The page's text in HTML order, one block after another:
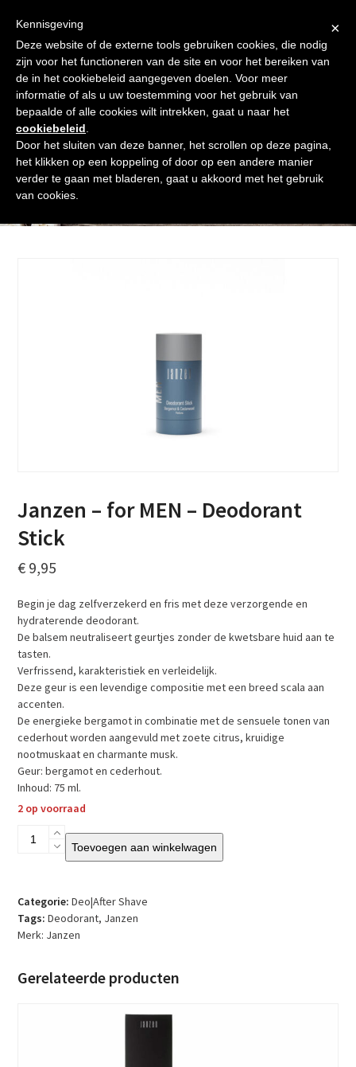
content
Afrekenen
Winkelmand Shop
Open
mobile
menu
Close
mobile
menu
Shop
Janzen – for MEN – Deodorant
Stick
€ 9,95
Begin je dag zelfverzekerd en fris met deze verzorgende en
hydraterende deodorant.
De balsem neutraliseert geurtjes zonder de kwetsbare huid aan te
tasten.
Verfrissend, karakteristiek en verleidelijk.
Deze geur is een levendige compositie met een breed scala aan
accenten.
De energieke bergamot in combinatie met de sensuele tonen van
cederhout worden aangevuld met zoete citrus, kruidige
nootmuskaat en charmante musk.
Geur: bergamot en cederhout.
Inhoud: 75 ml.
2 op voorraad
Janzen
–
Deodorant
Stick
Toevoegen aan winkelwagen
Categorie: Deo|After Shave
Tags: Deodorant, Janzen
Merk: Janzen
Gerelateerde producten
×
Kennisgeving
Deze website of de externe tools gebruiken cookies, die nodig
zijn voor het functioneren van de site en voor het bereiken van
de in het cookiebeleid aangegeven doelen. Voor meer
informatie of als u uw toestemming voor het gebruik van
bepaalde of alle cookies wilt intrekken, gaat u naar het
cookiebeleid
Door het sluiten van deze banner, het scrollen op deze pagina,
het klikken op een koppeling of door op een andere manier
verder te gaan met bladeren, gaat u akkoord met het gebruik
van cookies.